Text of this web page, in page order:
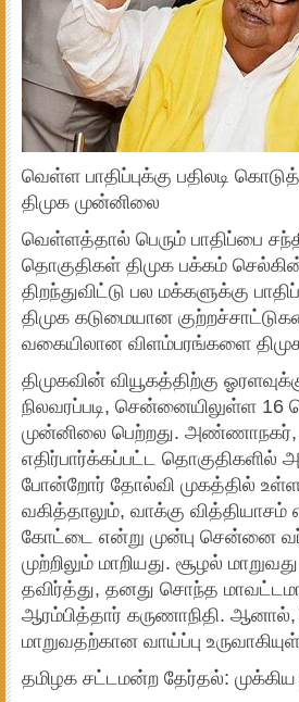
வெள்ள பாதிப்புக்கு பதிலடி
திமுக முன்னிலை
வெள்ளத்தால் பெரும் பாதிப்பை
தொகுதிகள் திமுக பக்கம்
திறந்துவிட்டு பல மக்களுக்கு
திமுக கடுமையான
வகையிலான விளம்பரங்களை
திமுகவின் வியூகத்திற்கு
நிலவரப்படி, சென்னையிலுள்ள 16
முன்னிலை பெற்றது. அண்ணாநகர்,
எதிர்பார்க்கப்பட்ட
போன்றோர் தோல்வி முகத்தில்
வகித்தாலும், வாக்கு
கோட்டை என்று முன்பு சென்னை
முற்றிலும் மாறியது. சூழல்
தவிர்த்து, தனது சொந்த
ஆரம்பித்தார் கருணாநிதி.
மாறுவதற்கான வாய்ப்பு
தமிழக சட்டமன்ற தேர்தல்: